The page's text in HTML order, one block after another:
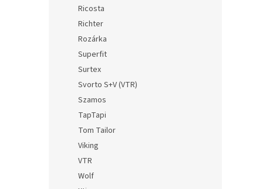
Ricosta
Richter
Rozárka
Superfit
Surtex
Svorto S+V (VTR)
Szamos
TapTapi
Tom Tailor
Viking
VTR
Wolf